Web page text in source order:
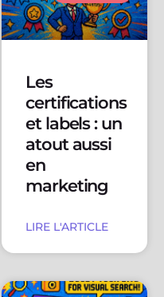
Les
certifications
et labels : un
atout aussi
en
marketing
LIRE L'ARTICLE